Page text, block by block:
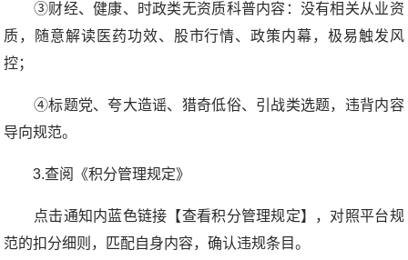
③财经、健康、时政类无资质科普内容：没有相关从业资
质，随意解读医药功效、股市行情、政策内幕，极易触发风
控；
④标题党、夸大造谣、猎奇低俗、引战类选题，违背内容
导向规范。
3.查阅《积分管理规定》
点击通知内蓝色链接【查看积分管理规定】，对照平台规
范的扣分细则，匹配自身内容，确认违规条目。